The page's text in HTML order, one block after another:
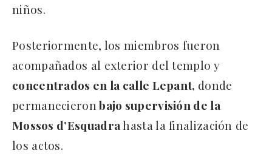
niños.
Posteriormente, los miembros fueron
acompañados al exterior del templo y
concentrados en la calle Lepant, donde
permanecieron bajo supervisión de la
Mossos d’Esquadrahasta la finalización de
los actos.